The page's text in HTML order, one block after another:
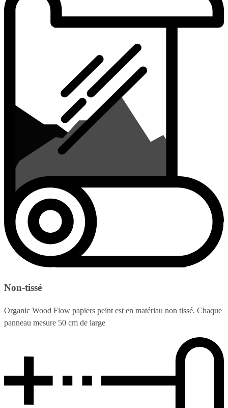
Non-tissé
Organic Wood Flow papiers peint est en matériau non tissé. Chaque
panneau mesure 50 cm de large